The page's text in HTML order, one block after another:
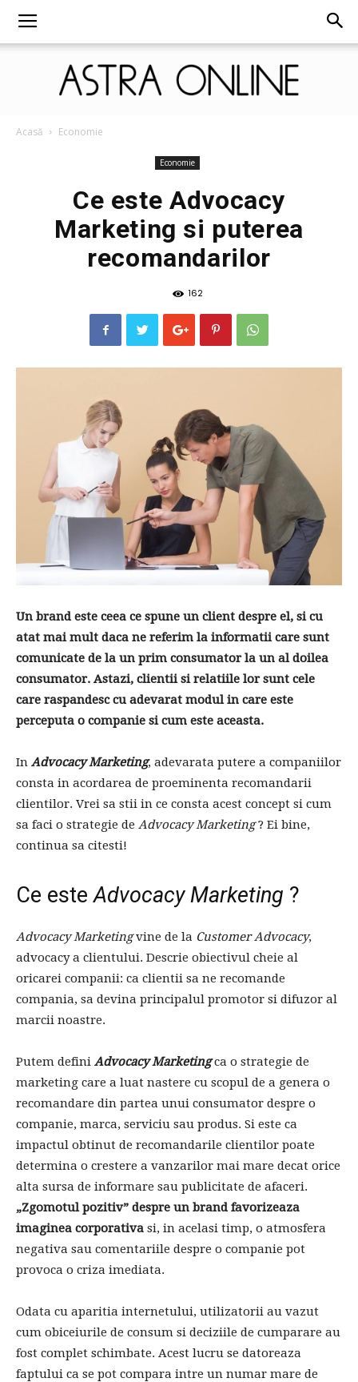
Online
Acasă Economie
Economie
Ce este Advocacy
Marketing si puterea
recomandarilor
162
Un brand este ceea ce spune un client despre el, si cu
atat mai mult daca ne referim la informatii care sunt
comunicate de la un prim consumator la un al doilea
consumator. Astazi, clientii si relatiile lor sunt cele
care raspandesc cu adevarat modul in care este
perceputa o companie si cum este aceasta.
In Advocacy Marketing, adevarata putere a companiilor
consta in acordarea de proeminenta recomandarii
clientilor. Vrei sa stii in ce consta acest concept si cum
sa faci o strategie de Advocacy Marketing? Ei bine,
continua sa citesti!
Ce esteAdvocacy Marketing ?
Advocacy Marketingvine de la Customer Advocacy,
advocacy a clientului. Descrie obiectivul cheie al
oricarei companii: ca clientii sa ne recomande
compania, sa devina principalul promotor si difuzor al
marcii noastre.
Putem defini Advocacy Marketingca o strategie de
marketing care a luat nastere cu scopul de a genera o
recomandare din partea unui consumator despre o
companie, marca, serviciu sau produs. Si este ca
impactul obtinut de recomandarile clientilor poate
determina o crestere a vanzarilor mai mare decat orice
alta sursa de informare sau publicitate de afaceri.
„Zgomotul pozitiv” despre un brand favorizeaza
imaginea corporativa si, in acelasi timp, o atmosfera
negativa sau comentariile despre o companie pot
provoca o criza imediata.
Odata cu aparitia internetului, utilizatorii au vazut
cum obiceiurile de consum si deciziile de cumparare au
fost complet schimbate. Acest lucru se datoreaza
faptului ca se pot compara intre un numar mare de